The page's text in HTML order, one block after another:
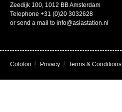
Zeedijk 100, 1012 BB Amsterdam
Telephone +31 (0)20 3032628
or send a mail to info@asiastation.nl
Colofon Privacy Terms & Conditions